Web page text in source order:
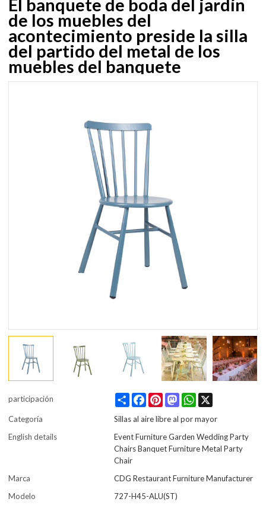
El banquete de boda del jardín
de los muebles del
acontecimiento preside la silla
del partido del metal de los
muebles del banquete
participación Share FacebookPinterestMastodonWhatsApp
Categoría
Sillas al aire libre al por mayor
English details
Event Furniture Garden Wedding Party
Chairs Banquet Furniture Metal Party
Chair
Marca
CDG Restaurant Furniture Manufacturer
Modelo
727-H45-ALU(ST)